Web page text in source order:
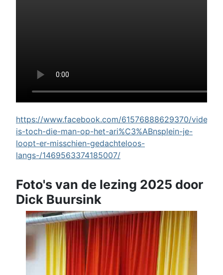
https://www.facebook.com/61576888629370/videos/
is-toch-die-man-op-het-ari%C3%ABnsplein-je-
loopt-er-misschien-gedachteloos-
langs-/1469563374185007/
Foto's van de lezing 2025 door
Dick Buursink